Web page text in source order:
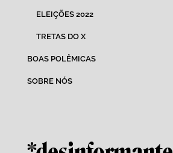
ELEIÇÕES 2022
TRETAS DO X
BOAS POLÊMICAS
SOBRE NÓS